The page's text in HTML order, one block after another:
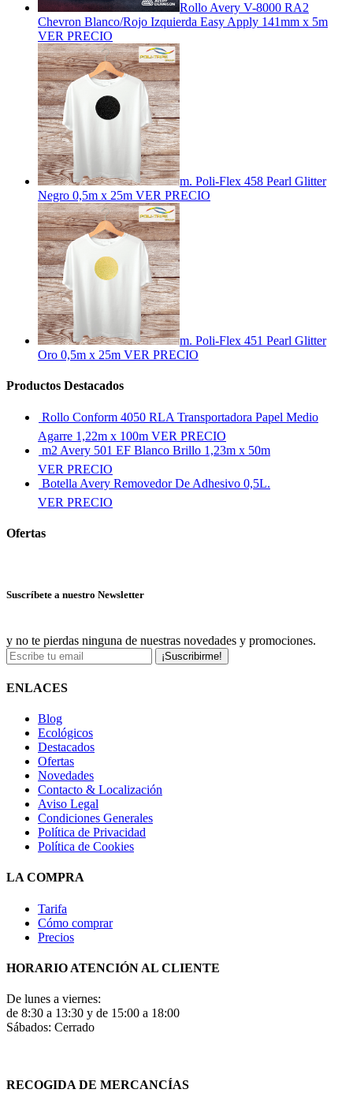
Rollo Avery V-8000 RA2
Chevron Blanco/Rojo Izquierda Easy Apply 141mm x 5m
VER PRECIO
m. Poli-Flex 458 Pearl Glitter
Negro 0,5m x 25m VER PRECIO
m. Poli-Flex 451 Pearl Glitter
Oro 0,5m x 25m VER PRECIO
Productos Destacados
Rollo Conform 4050 RLA Transportadora Papel Medio
Agarre 1,22m x 100m VER PRECIO
m2 Avery 501 EF Blanco Brillo 1,23m x 50m
VER PRECIO
Botella Avery Removedor De Adhesivo 0,5L.
VER PRECIO
Ofertas
Suscríbete a nuestro Newsletter
y no te pierdas ninguna de nuestras novedades y promociones.
¡Suscribirme!
ENLACES
Blog
Ecológicos
Destacados
Ofertas
Novedades
Contacto & Localización
Aviso Legal
Condiciones Generales
Política de Privacidad
Política de Cookies
LA COMPRA
Tarifa
Cómo comprar
Precios
HORARIO ATENCIÓN AL CLIENTE
De lunes a viernes:
de 8:30 a 13:30 y de 15:00 a 18:00
Sábados: Cerrado
RECOGIDA DE MERCANCÍAS